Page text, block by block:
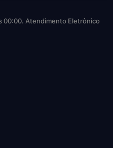
00:00. Atendimento Eletrônico